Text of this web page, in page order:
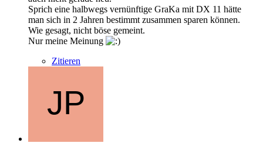
Sprich eine halbwegs vernünftige GraKa mit DX 11 hätte
man sich in 2 Jahren bestimmt zusammen sparen können.
Wie gesagt, nicht böse gemeint.
Nur meine Meinung
Zitieren